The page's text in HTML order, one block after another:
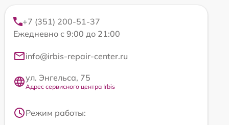
+7 (351) 200-51-37
Ежедневно с 9:00 до 21:00
info@irbis-repair-center.ru
ул. Энгельса, 75
Адрес сервисного центра Irbis
Режим работы: